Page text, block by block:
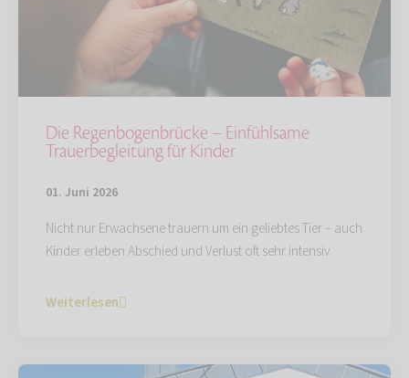
Die Regenbogenbrücke – Einfühlsame
Trauerbegleitung für Kinder
01. Juni 2026
Nicht nur Erwachsene trauern um ein geliebtes Tier – auch
Kinder erleben Abschied und Verlust oft sehr intensiv.
Weiterlesen